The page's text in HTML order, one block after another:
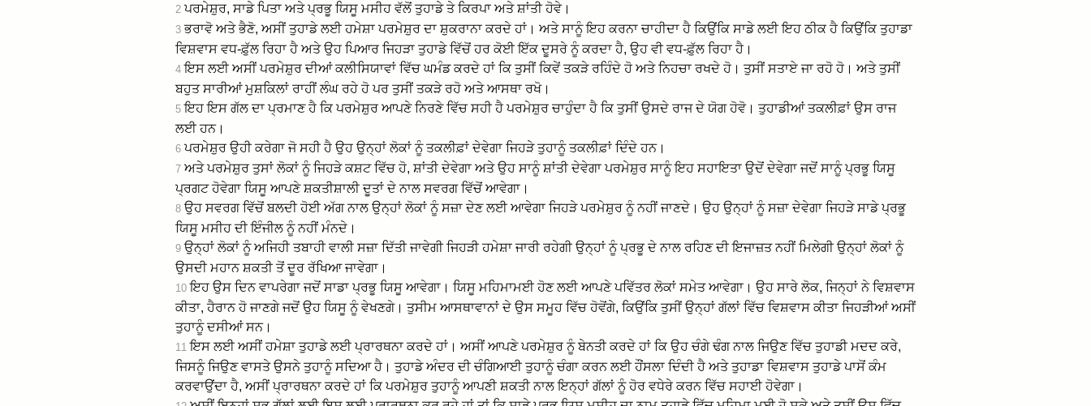
2ਪਰਮੇਸ਼ੁਰ, ਸਾਡੇ ਪਿਤਾ ਅਤੇ ਪ੍ਰਭੂ ਯਿਸੂ ਮਸੀਹ ਵੱਲੋਂ ਤੁਹਾਡੇ ਤੇ ਕਿਰਪਾ ਅਤੇ ਸ਼ਾਂਤੀ ਹੋਵੇ।
3ਭਰਾਵੋ ਅਤੇ ਭੈਣੋ, ਅਸੀਂ ਤੁਹਾਡੇ ਲਈ ਹਮੇਸ਼ਾ ਪਰਮੇਸ਼ੁਰ ਦਾ ਸ਼ੁਕਰਾਨਾ ਕਰਦੇ ਹਾਂ। ਅਤੇ ਸਾਨੂੰ ਇਹ ਕਰਨਾ ਚਾਹੀਦਾ ਹੈ ਕਿਉਂਕਿ ਸਾਡੇ ਲਈ ਇਹ ਠੀਕ ਹੈ ਕਿਉਂਕਿ ਤੁਹਾਡਾ
ਵਿਸ਼ਵਾਸ ਵਧ-ਫ਼ੁੱਲ ਰਿਹਾ ਹੈ ਅਤੇ ਉਹ ਪਿਆਰ ਜਿਹੜਾ ਤੁਹਾਡੇ ਵਿੱਚੋਂ ਹਰ ਕੋਈ ਇੱਕ ਦੂਸਰੇ ਨੂੰ ਕਰਦਾ ਹੈ, ਉਹ ਵੀ ਵਧ-ਫ਼ੁੱਲ ਰਿਹਾ ਹੈ।
4ਇਸ ਲਈ ਅਸੀਂ ਪਰਮੇਸ਼ੁਰ ਦੀਆਂ ਕਲੀਸਿਯਾਵਾਂ ਵਿੱਚ ਘਮੰਡ ਕਰਦੇ ਹਾਂ ਕਿ ਤੁਸੀਂ ਕਿਵੇਂ ਤਕੜੇ ਰਹਿੰਦੇ ਹੋ ਅਤੇ ਨਿਹਚਾ ਰਖਦੇ ਹੋ। ਤੁਸੀਂ ਸਤਾਏ ਜਾ ਰਹੋ ਹੋ। ਅਤੇ ਤੁਸੀਂ
ਬਹੁਤ ਸਾਰੀਆਂ ਮੁਸ਼ਕਿਲਾਂ ਰਾਹੀਂ ਲੰਘ ਰਹੇ ਹੋ ਪਰ ਤੁਸੀਂ ਤਕੜੇ ਰਹੋ ਅਤੇ ਆਸਥਾ ਰਖੋ।
5ਇਹ ਇਸ ਗੱਲ ਦਾ ਪ੍ਰਮਾਣ ਹੈ ਕਿ ਪਰਮੇਸ਼ੁਰ ਆਪਣੇ ਨਿਰਣੇ ਵਿੱਚ ਸਹੀ ਹੈ ਪਰਮੇਸ਼ੁਰ ਚਾਹੁੰਦਾ ਹੈ ਕਿ ਤੁਸੀਂ ਉਸਦੇ ਰਾਜ ਦੇ ਯੋਗ ਹੋਵੋ। ਤੁਹਾਡੀਆਂ ਤਕਲੀਫ਼ਾਂ ਉਸ ਰਾਜ
ਲਈ ਹਨ।
6ਪਰਮੇਸ਼ੁਰ ਉਹੀ ਕਰੇਗਾ ਜੋ ਸਹੀ ਹੈ ਉਹ ਉਨ੍ਹਾਂ ਲੋਕਾਂ ਨੂੰ ਤਕਲੀਫ਼ਾਂ ਦੇਵੇਗਾ ਜਿਹੜੇ ਤੁਹਾਨੂੰ ਤਕਲੀਫ਼ਾਂ ਦਿੰਦੇ ਹਨ।
7 ਅਤੇ ਪਰਮੇਸ਼ੁਰ ਤੁਸਾਂ ਲੋਕਾਂ ਨੂੰ ਜਿਹੜੇ ਕਸ਼ਟ ਵਿੱਚ ਹੋ, ਸ਼ਾਂਤੀ ਦੇਵੇਗਾ ਅਤੇ ਉਹ ਸਾਨੂੰ ਸ਼ਾਂਤੀ ਦੇਵੇਗਾ ਪਰਮੇਸ਼ੁਰ ਸਾਨੂੰ ਇਹ ਸਹਾਇਤਾ ਉਦੋਂ ਦੇਵੇਗਾ ਜਦੋਂ ਸਾਨੂੰ ਪ੍ਰਭੂ ਯਿਸੂ
ਪ੍ਰਗਟ ਹੋਵੇਗਾ ਯਿਸੂ ਆਪਣੇ ਸ਼ਕਤੀਸ਼ਾਲੀ ਦੂਤਾਂ ਦੇ ਨਾਲ ਸਵਰਗ ਵਿੱਚੋਂ ਆਵੇਗਾ।
8 ਉਹ ਸਵਰਗ ਵਿੱਚੋਂ ਬਲਦੀ ਹੋਈ ਅੱਗ ਨਾਲ ਉਨ੍ਹਾਂ ਲੋਕਾਂ ਨੂੰ ਸਜ਼ਾ ਦੇਣ ਲਈ ਆਵੇਗਾ ਜਿਹੜੇ ਪਰਮੇਸ਼ੁਰ ਨੂੰ ਨਹੀਂ ਜਾਣਦੇ। ਉਹ ਉਨ੍ਹਾਂ ਨੂੰ ਸਜ਼ਾ ਦੇਵੇਗਾ ਜਿਹੜੇ ਸਾਡੇ ਪ੍ਰਭੂ
ਯਿਸੂ ਮਸੀਹ ਦੀ ਇੰਜੀਲ ਨੂੰ ਨਹੀਂ ਮੰਨਦੇ।
9 ਉਨ੍ਹਾਂ ਲੋਕਾਂ ਨੂੰ ਅਜਿਹੀ ਤਬਾਹੀ ਵਾਲੀ ਸਜ਼ਾ ਦਿੱਤੀ ਜਾਵੇਗੀ ਜਿਹੜੀ ਹਮੇਸ਼ਾ ਜਾਰੀ ਰਹੇਗੀ ਉਨ੍ਹਾਂ ਨੂੰ ਪ੍ਰਭੂ ਦੇ ਨਾਲ ਰਹਿਣ ਦੀ ਇਜਾਜ਼ਤ ਨਹੀਂ ਮਿਲੇਗੀ ਉਨ੍ਹਾਂ ਲੋਕਾਂ ਨੂੰ
ਉਸਦੀ ਮਹਾਨ ਸ਼ਕਤੀ ਤੋਂ ਦੂਰ ਰੱਖਿਆ ਜਾਵੇਗਾ।
10ਇਹ ਉਸ ਦਿਨ ਵਾਪਰੇਗਾ ਜਦੋਂ ਸਾਡਾ ਪ੍ਰਭੂ ਯਿਸੂ ਆਵੇਗਾ। ਯਿਸੂ ਮਹਿਮਾਮਈ ਹੋਣ ਲਈ ਆਪਣੇ ਪਵਿੱਤਰ ਲੋਕਾਂ ਸਮੇਤ ਆਵੇਗਾ। ਉਹ ਸਾਰੇ ਲੋਕ, ਜਿਨ੍ਹਾਂ ਨੇ ਵਿਸ਼ਵਾਸ
ਕੀਤਾ, ਹੈਰਾਨ ਹੋ ਜਾਣਗੇ ਜਦੋਂ ਉਹ ਯਿਸੂ ਨੂੰ ਵੇਖਣਗੇ। ਤੁਸੀਮ ਆਸਥਾਵਾਨਾਂ ਦੇ ਉਸ ਸਮੂਹ ਵਿੱਚ ਹੋਵੋਂਗੇ, ਕਿਉਂਕਿ ਤੁਸੀਂ ਉਨ੍ਹਾਂ ਗੱਲਾਂ ਵਿੱਚ ਵਿਸ਼ਵਾਸ ਕੀਤਾ ਜਿਹੜੀਆਂ ਅਸੀਂ
ਤੁਹਾਨੂੰ ਦਸੀਆਂ ਸਨ।
11ਇਸ ਲਈ ਅਸੀਂ ਹਮੇਸ਼ਾ ਤੁਹਾਡੇ ਲਈ ਪ੍ਰਾਰਥਨਾ ਕਰਦੇ ਹਾਂ। ਅਸੀਂ ਆਪਣੇ ਪਰਮੇਸ਼ੁਰ ਨੂੰ ਬੇਨਤੀ ਕਰਦੇ ਹਾਂ ਕਿ ਉਹ ਚੰਗੇ ਢੰਗ ਨਾਲ ਜਿਉਣ ਵਿੱਚ ਤੁਹਾਡੀ ਮਦਦ ਕਰੇ,
ਜਿਸਨੂੰ ਜਿਉਣ ਵਾਸਤੇ ਉਸਨੇ ਤੁਹਾਨੂੰ ਸਦਿਆ ਹੈ। ਤੁਹਾਡੇ ਅੰਦਰ ਦੀ ਚੰਗਿਆਈ ਤੁਹਾਨੂੰ ਚੰਗਾ ਕਰਨ ਲਈ ਹੌਂਸਲਾ ਦਿੰਦੀ ਹੈ ਅਤੇ ਤੁਹਾਡਾ ਵਿਸ਼ਵਾਸ ਤੁਹਾਡੇ ਪਾਸੋਂ ਕੰਮ
ਕਰਵਾਉਂਦਾ ਹੈ, ਅਸੀਂ ਪ੍ਰਾਰਥਨਾ ਕਰਦੇ ਹਾਂ ਕਿ ਪਰਮੇਸ਼ੁਰ ਤੁਹਾਨੂੰ ਆਪਣੀ ਸ਼ਕਤੀ ਨਾਲ ਇਨ੍ਹਾਂ ਗੱਲਾਂ ਨੂੰ ਹੋਰ ਵਧੇਰੇ ਕਰਨ ਵਿੱਚ ਸਹਾਈ ਹੋਵੇਗਾ।